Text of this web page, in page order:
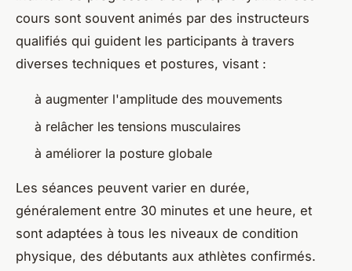
cours sont souvent animés par des instructeurs
qualifiés qui guident les participants à travers
diverses techniques et postures, visant :
à augmenter l'amplitude des mouvements
à relâcher les tensions musculaires
à améliorer la posture globale
Les séances peuvent varier en durée,
généralement entre 30 minutes et une heure, et
sont adaptées à tous les niveaux de condition
physique, des débutants aux athlètes confirmés.